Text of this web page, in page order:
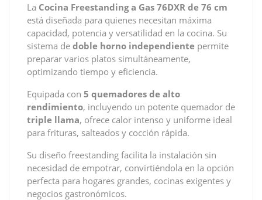
La Cocina Freestanding a Gas 76DXR de 76 cm
está diseñada para quienes necesitan máxima
capacidad, potencia y versatilidad en la cocina. Su
sistema de doble horno independiente permite
preparar varios platos simultáneamente,
optimizando tiempo y eficiencia.
Equipada con 5 quemadores de alto
rendimiento, incluyendo un potente quemador de
triple llama, ofrece calor intenso y uniforme ideal
para frituras, salteados y cocción rápida.
Su diseño freestanding facilita la instalación sin
necesidad de empotrar, convirtiéndola en la opción
perfecta para hogares grandes, cocinas exigentes y
negocios gastronómicos.